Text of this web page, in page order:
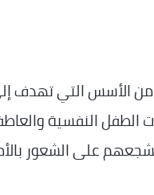
من الأسس التي تهدف
الطفل النفسية
تشجعهم على الشعور